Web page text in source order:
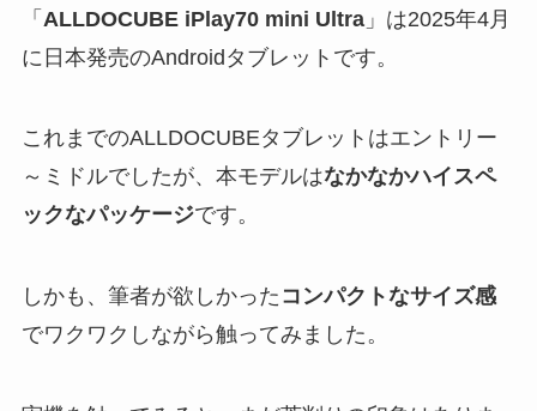
「 ALLDOCUBE iPlay70 mini Ultra」は2025年4月
に日本発売のAndroidタブレットです。
これまでのALLDOCUBEタブレットはエントリー
～ミドルでしたが、本モデルはなかなかハイスペ
ックなパッケージです。
しかも、筆者が欲しかった コンパクトなサイズ感
でワクワクしながら触ってみました。